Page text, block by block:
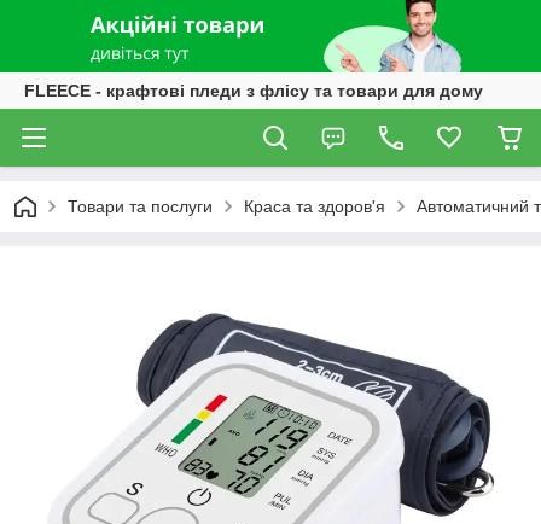
FLEECE - крафтові пледи з флісу та товари для дому
Товари та послуги Краса та здоров'я Автоматичний